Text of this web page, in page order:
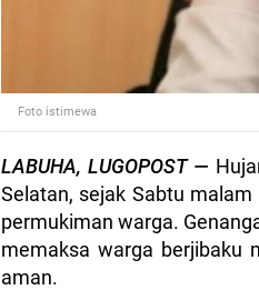
Foto istimewa
LABUHA, LUGOPOST —
Selatan, sejak Sabtu
permukiman warga.
memaksa warga berjibaku
aman.